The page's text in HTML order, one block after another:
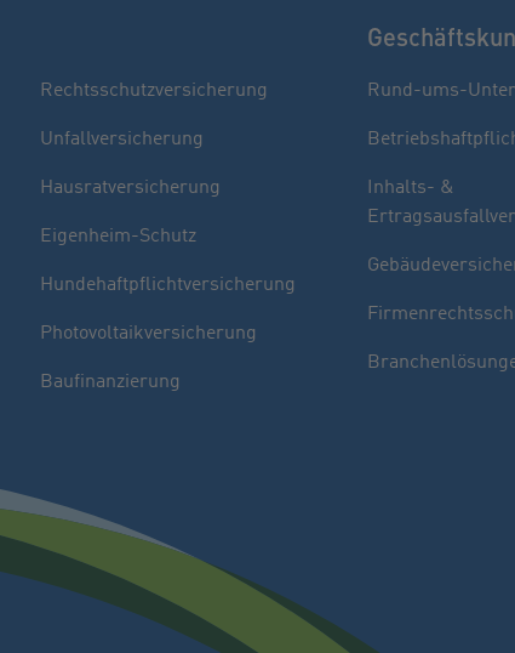
Rechtsschutzversicherung
Unfallversicherung
Hausratversicherung
Eigenheim-Schutz
Hundehaftpflichtversicherung
Photovoltaikversicherung
Baufinanzierung
Rund-ums-
Inhalts- &